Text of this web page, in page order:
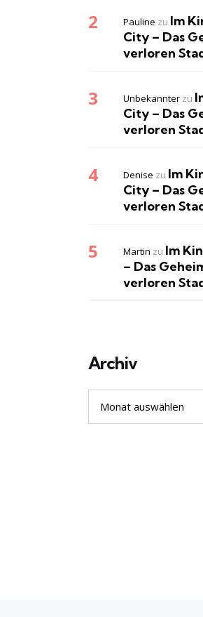
Pauline zu Im
City – Das
verloren
Unbekannter zu
City – Das
verloren
Denise zu Im
City – Das
verloren
Martin zu Im
– Das
verloren
Archiv